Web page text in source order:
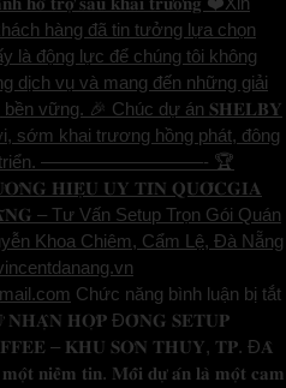
hàng đã tin tưởng lựa chọn
động lực để chúng tôi không
dịch vụ và mang đến những giải
bền vững. 🎉 Chúc dự án 𝐒𝐇𝐄𝐋𝐁𝐘
sớm khai trương hồng phát, đông
triển. —————————- 🏆
𝐇𝐈𝐄̣̂𝐔 𝐔𝐘 𝐓𝐈́𝐍 𝐐𝐔𝐎̂́𝐂𝐆𝐈𝐀
– Tư Vấn Setup Trọn Gói Quán
Khoa Chiêm, Cẩm Lệ, Đà Nẵng
Chức năng bình luận bị tắt
𝐍𝐇𝐀̣̂𝐍 𝐇𝐎̛̣𝐏 Đ𝐎̂̀𝐍𝐆 𝐒𝐄𝐓𝐔𝐏
– 𝐊𝐇𝐔 𝐒𝐎̛𝐍 𝐓𝐇𝐔̉𝐘, 𝐓𝐏. Đ𝐀̀
𝐧𝐢𝐞̂̀𝐦 𝐭𝐢𝐧. 𝐌𝐨̂̃𝐢 𝐝𝐮̛̣ 𝐚́𝐧 𝐥𝐚̀ 𝐦𝐨̣̂𝐭 𝐜𝐚𝐦